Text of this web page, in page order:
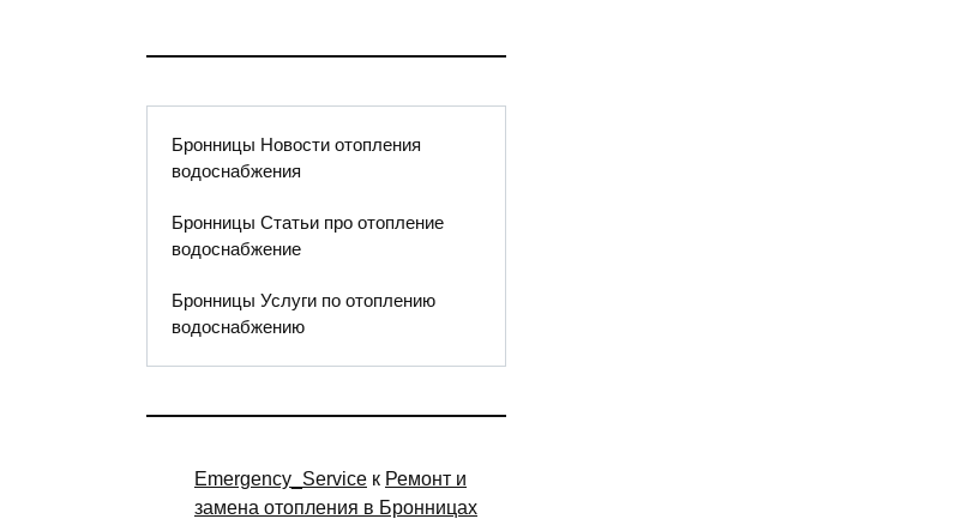
Бронницы Новости отопления
водоснабжения
Бронницы Статьи про отопление
водоснабжение
Бронницы Услуги по отоплению
водоснабжению
Emergency_Service к Ремонт и
замена отопления в Бронницах